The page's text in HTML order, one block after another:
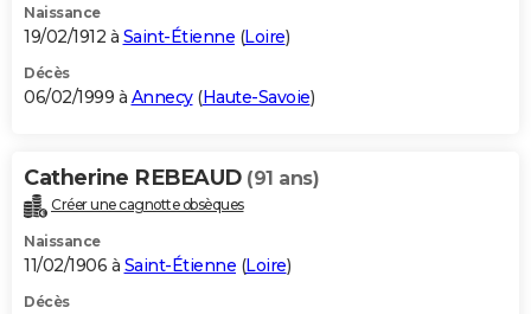
Naissance
19/02/1912 à Saint-Étienne (Loire)
Décès
06/02/1999 à Annecy(Haute-Savoie)
Catherine REBEAUD (91 ans)
Créer une cagnotte obsèques
Naissance
11/02/1906 à Saint-Étienne (Loire)
Décès